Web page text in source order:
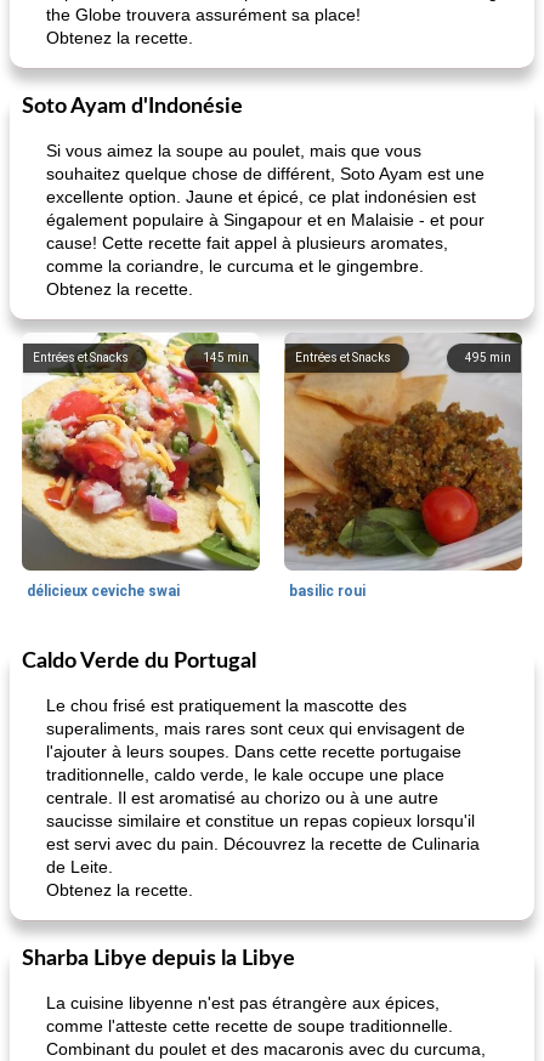
the Globe trouvera assurément sa place!
Obtenez la recette.
Soto Ayam d'Indonésie
Si vous aimez la soupe au poulet, mais que vous
souhaitez quelque chose de différent, Soto Ayam est une
excellente option. Jaune et épicé, ce plat indonésien est
également populaire à Singapour et en Malaisie - et pour
cause! Cette recette fait appel à plusieurs aromates,
comme la coriandre, le curcuma et le gingembre.
Obtenez la recette.
145 min
Entrées et Snacks
délicieux ceviche swai
495 min
Entrées et Snacks
basilic roui
65min
Déjeuner / Snacks
pois chiches rôtis aux épices
Caldo Verde du Portugal
Le chou frisé est pratiquement la mascotte des
superaliments, mais rares sont ceux qui envisagent de
l'ajouter à leurs soupes. Dans cette recette portugaise
traditionnelle, caldo verde, le kale occupe une place
centrale. Il est aromatisé au chorizo ​​ou à une autre
saucisse similaire et constitue un repas copieux lorsqu'il
est servi avec du pain. Découvrez la recette de Culinaria
de Leite.
Obtenez la recette.
Sharba Libye depuis la Libye
La cuisine libyenne n'est pas étrangère aux épices,
comme l'atteste cette recette de soupe traditionnelle.
Combinant du poulet et des macaronis avec du curcuma,